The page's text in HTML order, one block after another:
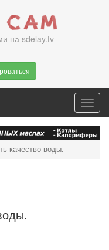
на sdelay.tv
качество воды.